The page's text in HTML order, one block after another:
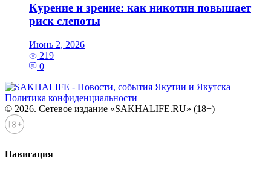
Курение и зрение: как никотин повышает
риск слепоты
Июнь 2, 2026
219
0
Политика конфиденциальности
© 2026. Сетевое издание «SAKHALIFE.RU» (18+)
Навигация